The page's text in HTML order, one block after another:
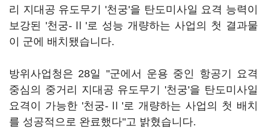
리 지대공 유도무기 '천궁'을 탄도미사일 요격 능력이
보강된 '천궁-Ⅱ'로 성능 개량하는 사업의 첫 결과물
이 군에 배치됐습니다.
방위사업청은 28일 "군에서 운용 중인 항공기 요격
중심의 중거리 지대공 유도무기 '천궁'을 탄도미사일
요격이 가능한 '천궁-Ⅱ'로 개량하는 사업의 첫 배치
를 성공적으로 완료했다"고 밝혔습니다.